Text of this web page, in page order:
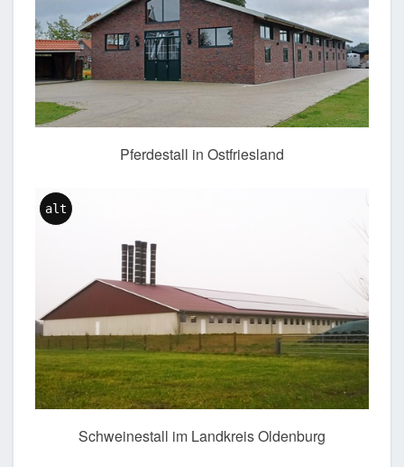
Pferdestall in Ostfriesland
alt
Schweinestall im Landkreis Oldenburg